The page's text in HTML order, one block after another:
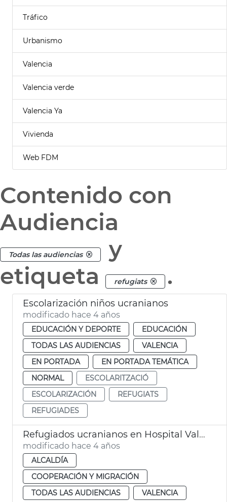
Tráfico
Urbanismo
Valencia
Valencia verde
Valencia Ya
Vivienda
Web FDM
Contenido con
Audiencia
Todas las audiencias
y
etiqueta
refugiats .
Escolarización niños ucranianos
modificado hace 4 años
EDUCACIÓN Y DEPORTE
EDUCACIÓN
TODAS LAS AUDIENCIAS
VALENCIA
EN PORTADA
EN PORTADA TEMÁTICA
NORMAL
ESCOLARITZACIÓ
ESCOLARIZACIÓN
REFUGIATS
REFUGIADES
Refugiados ucranianos en Hospital València al mar
modificado hace 4 años
ALCALDÍA
COOPERACIÓN Y MIGRACIÓN
TODAS LAS AUDIENCIAS
VALENCIA